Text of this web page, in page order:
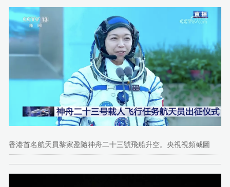
香港首名航天員黎家盈隨神舟二十三號飛船升空。央視視頻截圖